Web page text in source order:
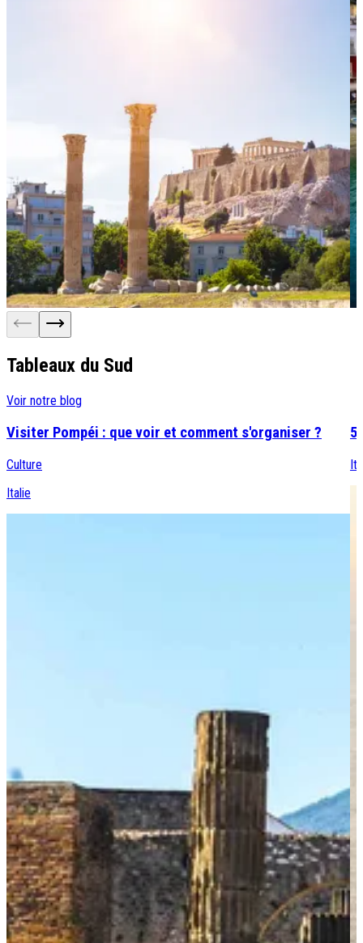
Tableaux du Sud
Voir notre blog
Visiter Pompéi : que voir et comment s'organiser ?
Culture
Italie
5